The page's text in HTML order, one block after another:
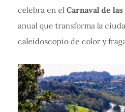
celebra en el Carnaval de
anual que transforma la
caleidoscopio de color y